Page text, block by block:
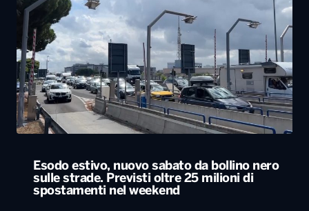
Esodo estivo, nuovo sabato da bollino nero
sulle strade. Previsti oltre 25 milioni di
spostamenti nel weekend